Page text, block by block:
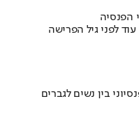
הפנסיה
לפני גיל הפרישה
בין נשים לגברים